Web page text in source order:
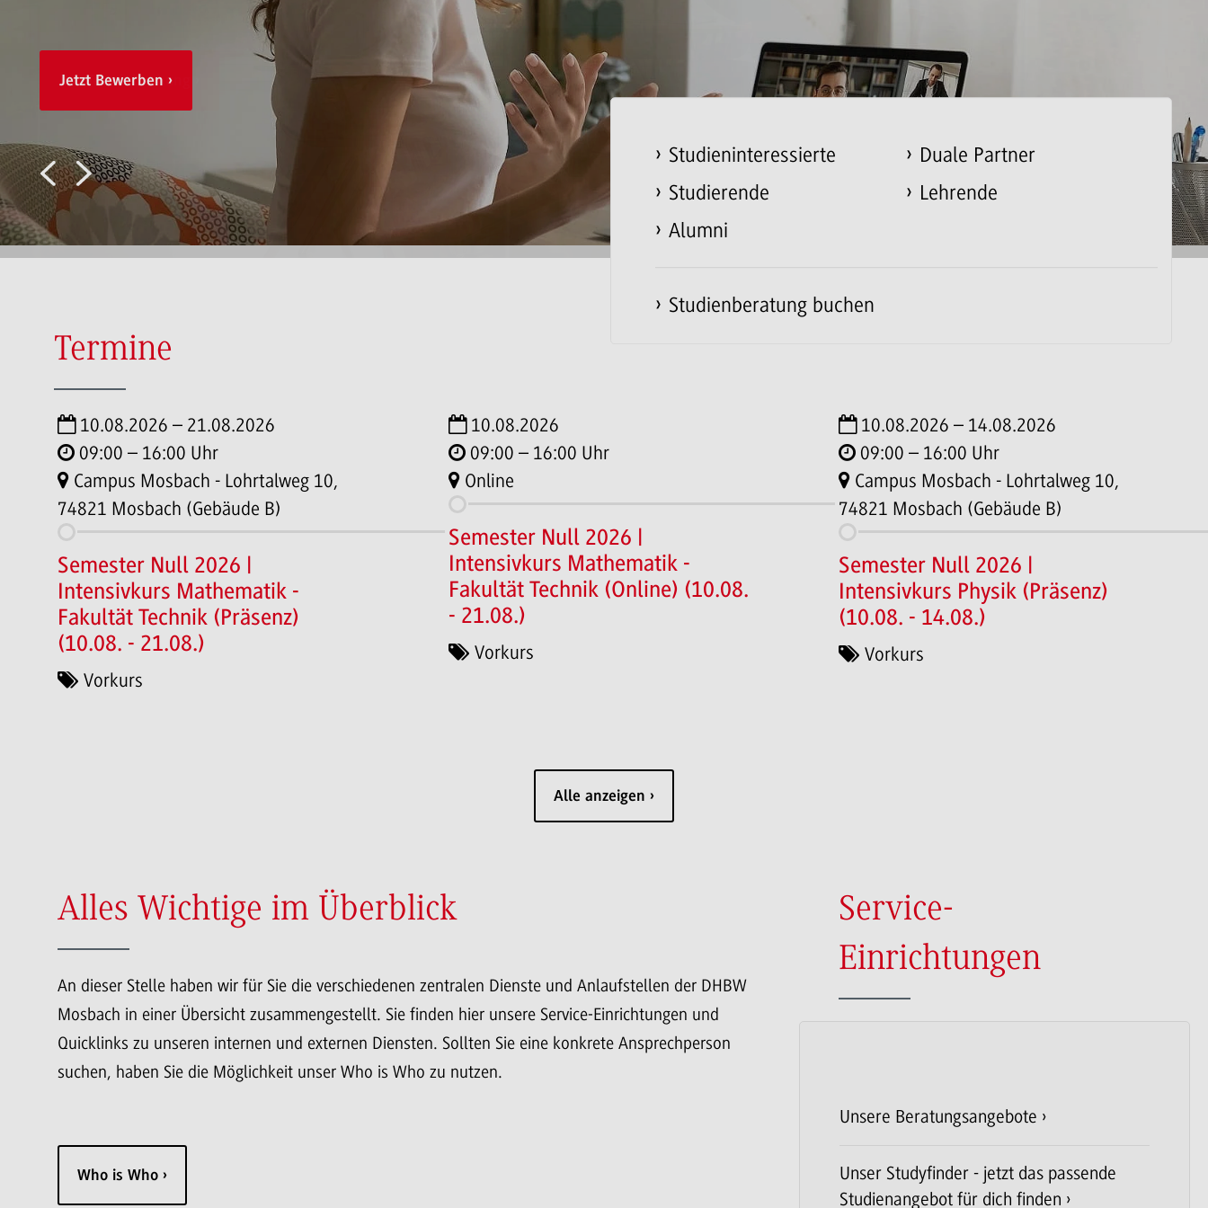
Jetzt Bewerben
Zur Terminbuchung
Studieninteressierte
Duale Partner
Studierende
Lehrende
Alumni
Studienberatung buchen
Termine
10.08.2026 – 21.08.2026
09:00 – 16:00 Uhr
Campus Mosbach - Lohrtalweg 10,
74821 Mosbach (Gebäude B)
Semester Null 2026 |
Intensivkurs Mathematik -
Fakultät Technik (Präsenz)
(10.08. - 21.08.)
Vorkurs
10.08.2026
09:00 – 16:00 Uhr
Online
Semester Null 2026 |
Intensivkurs Mathematik -
Fakultät Technik (Online) (10.08.
- 21.08.)
Vorkurs
10.08.2026 – 14.08.2026
09:00 – 16:00 Uhr
Campus Mosbach - Lohrtalweg 10,
74821 Mosbach (Gebäude B)
Semester Null 2026 |
Intensivkurs Physik (Präsenz)
(10.08. - 14.08.)
Vorkurs
Alle anzeigen
Alles Wichtige im Überblick
An dieser Stelle haben wir für Sie die verschiedenen zentralen Dienste und Anlaufstellen der DHBW
Mosbach in einer Übersicht zusammengestellt. Sie finden hier unsere Service-Einrichtungen und
Quicklinks zu unseren internen und externen Diensten. Sollten Sie eine konkrete Ansprechperson
suchen, haben Sie die Möglichkeit unser Who is Who zu nutzen.
Who is Who
Service-
Einrichtungen
Unsere Beratungsangebote
Unser Studyfinder - jetzt das passende
Studienangebot für dich finden